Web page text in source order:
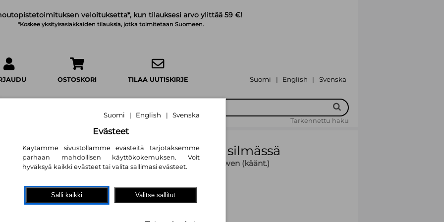
veloituksetta*, kun tilauksesi arvo ylittää 59 €!
*Koskee yksityisasiakkaiden tilauksia, jotka toimitetaan Suomeen.
OSTOSKORI TILAA UUTISKIRJE Suomi | English | Svenska
Tarkennettu haku
Save us – Myrskyn silmässä
Mona Kasten, Sanna van Leeuwen (käänt.)
30,50 €
Suomi | English | Svenska
Evästeet
Käytämme sivustollamme evästeitä tarjotaksemme
parhaan mahdollisen käyttökokemuksen. Voit
hyväksyä kaikki evästeet tai valita sallimasi evästeet.
Salli kaikki Valitse sallitut